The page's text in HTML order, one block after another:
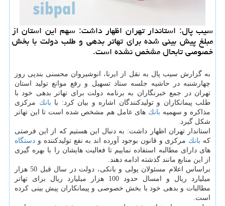
سیب پال: استاندار تهران اظهار داشت: سهم این استان از
مبلغ پیش بینی شده برای تهاتر بدهی و طلب دولت با بخش
خصوصی تابحال مشخص نشده است.
به گزارش سیب پال به نقل از ایرنا، انوشیروان محسنی بندپی روز
چهارشنبه در حاشیه جلسه ستاد تسهیل و رفع موانع تولید استان
تهران در جمع خبرنگاران به برنامه دولت برای تهاتر بدهی خود با
طلب پیمانكاران و تولیدكنندگان اشاره و بیان كرد: با بانك مركزی
مذاكره و سهمیه بانك های عامل هم مشخص شده است تا این تهاتر
شكل گیرد.
استاندار تهران اظهار داشت: به دنبال این هستیم كه از این فرصتی
كه بانك مركزی و قانون بوجود آورده اند به نفع تولیدكننده و دستگاه
های دارای مطالبه استفاده نماییم تا فعالیت هایشان را با بهره گیری
از این منابع مانند گذشته ادامه دهند.
براساس اعلام مسئولان پولی و بانكی، دولت در سال قبل 50 هزار
میلیارد ریال و امسال حدود 100 هزار میلیارد ریال برای تهاتر
مطالبات و بدهی خود با بخش خصوصی و پیمانكاران پیش بینی كرده
است.